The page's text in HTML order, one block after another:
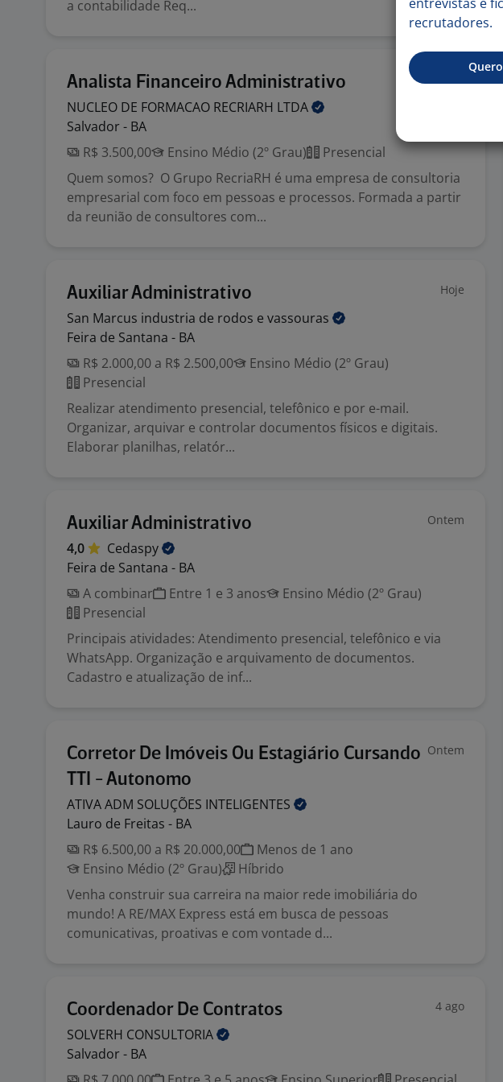
a contabilidade Req...
Analista Financeiro Administrativo
NUCLEO DE FORMACAO RECRIARH LTDA
Salvador - BA
R$ 3.500,00
Ensino Médio (2º Grau)
Presencial
Quem somos? O Grupo RecriaRH é uma empresa de consultoria
empresarial com foco em pessoas e processos. Formada a partir
da reunião de consultores com...
Auxiliar Administrativo Hoje
San Marcus industria de rodos e vassouras
Feira de Santana - BA
R$ 2.000,00 a R$ 2.500,00
Ensino Médio (2º Grau)
Presencial
Realizar atendimento presencial, telefônico e por e-mail.
Organizar, arquivar e controlar documentos físicos e digitais.
Elaborar planilhas, relatór...
Auxiliar Administrativo Ontem
4,0
Cedaspy
Feira de Santana - BA
A combinar
Entre 1 e 3 anos
Ensino Médio (2º Grau)
Presencial
Principais atividades: Atendimento presencial, telefônico e via
WhatsApp. Organização e arquivamento de documentos.
Cadastro e atualização de inf...
Corretor De Imóveis Ou Estagiário Cursando
TTI - Autonomo
Ontem
ATIVA ADM SOLUÇÕES INTELIGENTES
Lauro de Freitas - BA
R$ 6.500,00 a R$ 20.000,00
Menos de 1 ano
Ensino Médio (2º Grau)
Híbrido
Venha construir sua carreira na maior rede imobiliária do
mundo! A RE/MAX Express está em busca de pessoas
comunicativas, proativas e com vontade d...
Coordenador De Contratos 4 ago
SOLVERH CONSULTORIA
Salvador - BA
recrutadores.